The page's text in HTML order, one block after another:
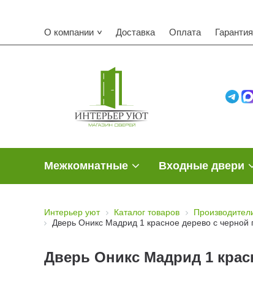
О компании Доставка Оплата Гарантия
Межкомнатные Входные двери
Интерьер уют Каталог товаров
Дверь Оникс Мадрид 1 красное дерево с черной
Дверь Оникс Мадрид 1